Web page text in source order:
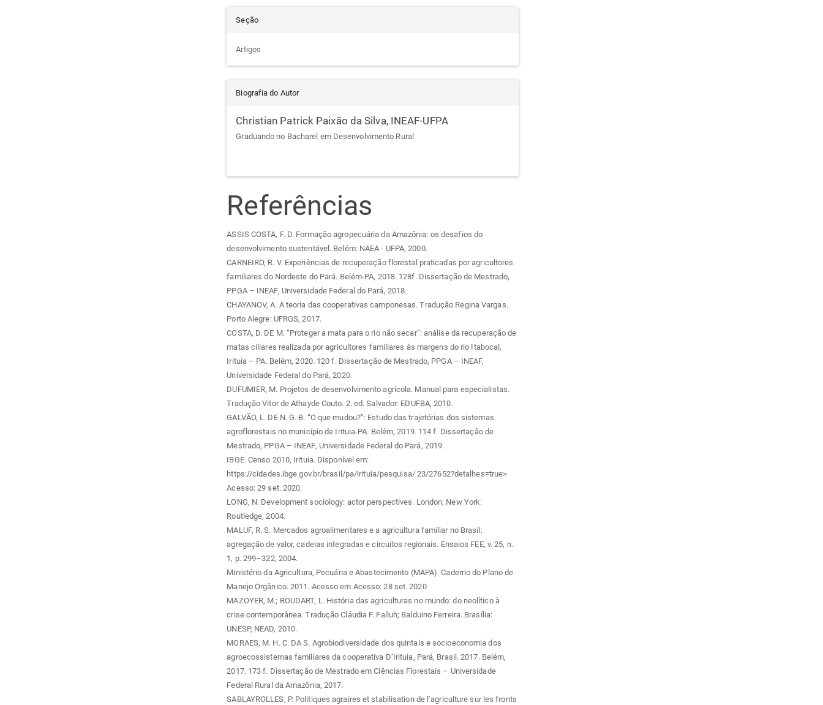
Seção
Artigos
Biografia do Autor
Christian Patrick Paixão da Silva, INEAF-UFPA
Graduando no Bacharel em Desenvolvimento Rural
Referências
ASSIS COSTA, F. D. Formação agropecuária da Amazônia: os desafios do
desenvolvimento sustentável. Belém: NAEA - UFPA, 2000.
CARNEIRO, R. V. Experiências de recuperação florestal praticadas por agricultores
familiares do Nordeste do Pará. Belém-PA, 2018. 128f. Dissertação de Mestrado,
PPGA – INEAF, Universidade Federal do Pará, 2018.
CHAYANOV, A. A teoria das cooperativas camponesas. Tradução Regina Vargas.
Porto Alegre: UFRGS, 2017.
COSTA, D. DE M. “Proteger a mata para o rio não secar”: análise da recuperação de
matas ciliares realizada por agricultores familiares às margens do rio Itabocal,
Irituia – PA. Belém, 2020. 120 f. Dissertação de Mestrado, PPGA – INEAF,
Universidade Federal do Pará, 2020.
DUFUMIER, M. Projetos de desenvolvimento agrícola. Manual para especialistas.
Tradução Vitor de Athayde Couto. 2. ed. Salvador: EDUFBA, 2010.
GALVÃO, L. DE N. G. B. “O que mudou?”: Estudo das trajetórias dos sistemas
agroflorestais no município de Irituia-PA. Belém, 2019. 114 f. Dissertação de
Mestrado, PPGA – INEAF, Universidade Federal do Pará, 2019.
IBGE. Censo 2010, Irituia. Disponível em:
https://cidades.ibge.gov.br/brasil/pa/irituia/pesquisa/ 23/27652?detalhes=true>
Acesso: 29 set. 2020.
LONG, N. Development sociology: actor perspectives. London; New York:
Routledge, 2004.
MALUF, R. S. Mercados agroalimentares e a agricultura familiar no Brasil:
agregação de valor, cadeias integradas e circuitos regionais. Ensaios FEE, v. 25, n.
1, p. 299–322, 2004.
Ministério da Agricultura, Pecuária e Abastecimento (MAPA). Caderno do Plano de
Manejo Orgânico. 2011. Acesso em Acesso: 28 set. 2020
MAZOYER, M.; ROUDART, L. História das agriculturas no mundo: do neolítico à
crise contemporânea. Tradução Cláudia F. Falluh; Balduino Ferreira. Brasília:
UNESP, NEAD, 2010.
MORAES, M. H. C. DA S. Agrobiodiversidade dos quintais e socioeconomia dos
agroecossistemas familiares da cooperativa D’Irituia, Pará, Brasil. 2017. Belém,
2017. 173 f. Dissertação de Mestrado em Ciências Florestais – Universidade
Federal Rural da Amazônia, 2017.
SABLAYROLLES, P. Politiques agraires et stabilisation de l’agriculture sur les fronts